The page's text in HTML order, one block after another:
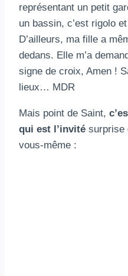
représentant un petit
un bassin, c’est rigolo
D’ailleurs, ma fille a
dedans. Elle m’a
signe de croix, Amen !
lieux… MDR
Mais point de Saint,
qui est l’invité surprise
vous-même :